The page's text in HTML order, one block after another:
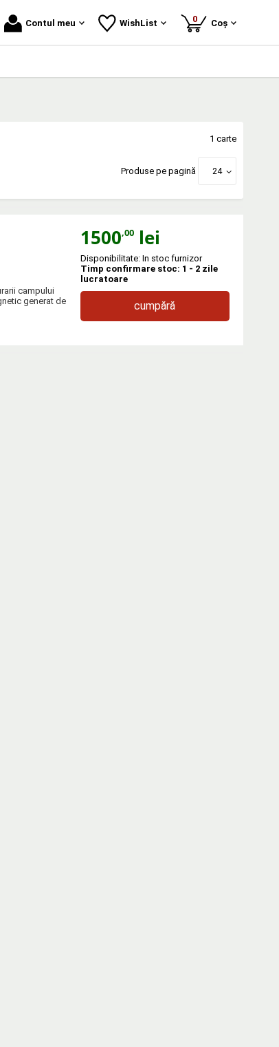
Contul meu WishList 0produse
Coș
1 carte
Produse pe pagină 24
campului
generat de
1500,00lei
Disponibilitate: In stoc furnizor
Timp confirmare stoc: 1 - 2 zile
lucratoare
cumpără